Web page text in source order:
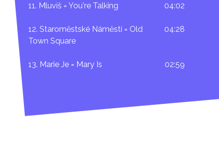
11. Mluvíš = You're Talking 04:02
12. Staroměstské Náměstí = Old
Town Square
04:28
13. Marie Je = Mary Is 02:59